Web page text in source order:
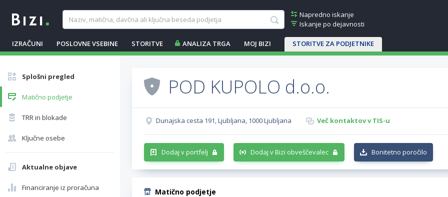
Napredno iskanje
Iskanje po dejavnosti
IZRAČUNI POSLOVNE VSEBINE STORITVE ANALIZA TRGA MOJ BIZI STORITVE ZA PODJETNIKE
Splošni pregled
Matično podjetje
TRR in blokade
Ključne osebe
Aktualne objave
Financiranje iz proračuna
POD KUPOLO d.o.o.
Dunajska cesta 191, Ljubljana, 1000 Ljubljana Več kontaktov v TIS-u
Dodaj v portfelj Dodaj v Bizi obveščevalec Bonitetno poročilo
Matično podjetje